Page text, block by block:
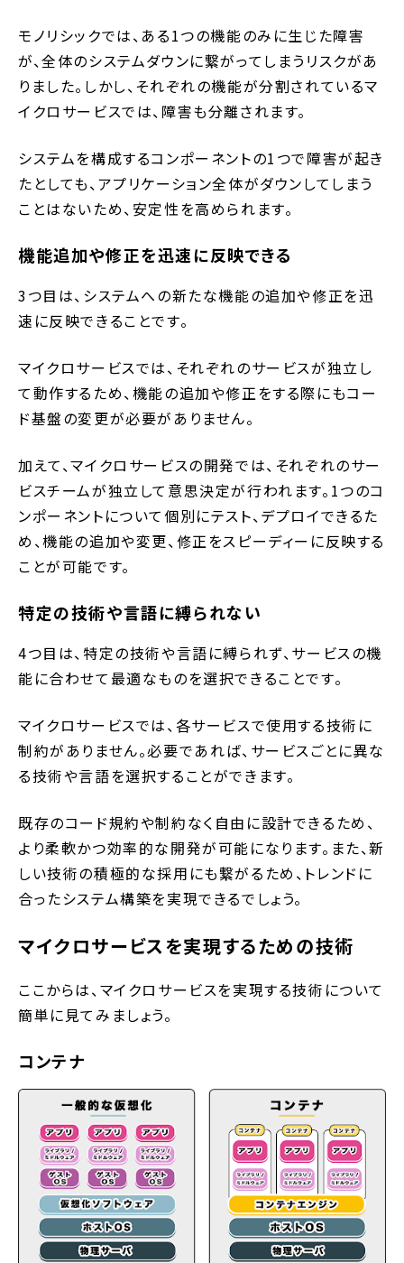
モノリシックでは、ある1つの機能のみに生じた障害
が、全体のシステムダウンに繋がってしまうリスクがあ
りました。しかし、それぞれの機能が分割されているマ
イクロサービスでは、障害も分離されます。
システムを構成するコンポーネントの1つで障害が起き
たとしても、アプリケーション全体がダウンしてしまう
ことはないため、安定性を高められます。
機能追加や修正を迅速に反映できる
3つ目は、システムへの新たな機能の追加や修正を迅
速に反映できることです。
マイクロサービスでは、それぞれのサービスが独立し
て動作するため、機能の追加や修正をする際にもコー
ド基盤の変更が必要がありません。
加えて、マイクロサービスの開発では、それぞれのサー
ビスチームが独立して意思決定が行われます。1つのコ
ンポーネントについて個別にテスト、デプロイできるた
め、機能の追加や変更、修正をスピーディーに反映する
ことが可能です。
特定の技術や言語に縛られない
4つ目は、特定の技術や言語に縛られず、サービスの機
能に合わせて最適なものを選択できることです。
マイクロサービスでは、各サービスで使用する技術に
制約がありません。必要であれば、サービスごとに異な
る技術や言語を選択することができます。
既存のコード規約や制約なく自由に設計できるため、
より柔軟かつ効率的な開発が可能になります。また、新
しい技術の積極的な採用にも繋がるため、トレンドに
合ったシステム構築を実現できるでしょう。
マイクロサービスを実現するための技術
ここからは、マイクロサービスを実現する技術について
簡単に見てみましょう。
コンテナ